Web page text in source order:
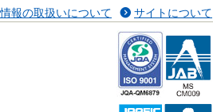
報の取扱いについて サイトについて